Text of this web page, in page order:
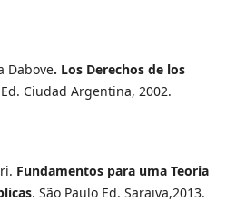
Dabove. Los Derechos de los
Ciudad Argentina, 2002.
Fundamentos para uma Teoria
. São Paulo Ed. Saraiva,2013.